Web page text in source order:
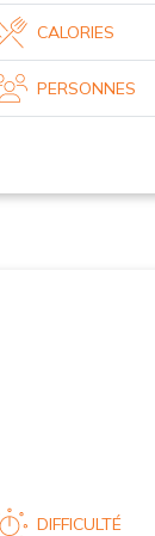
CALORIES
PERSONNES
DIFFICULTÉ